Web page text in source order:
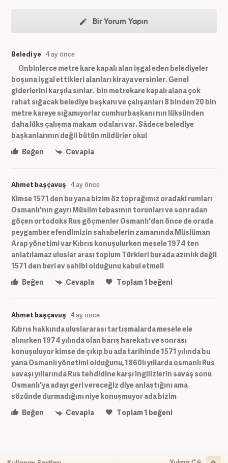
Bir Yorum Yapın
Beledi ye 4 ay önce
Onbinlerce metre kare kapalı alan işgal eden belediyeler
boşuna işgal ettikleri alanları kiraya versinler. Genel
giderlerini karşıla sınlar. bin metrekare kapalı alana çok
rahat sığacak belediye başkanı ve çalışanları 8 binden 20 bin
metre kareye sığamıyorlar cumhurbaşkanı nın lüksünden
daha lüks çalışma makam odaları var. Sâdece belediye
başkanlarının değil bütün müdürler okul
Beğen
Cevapla
Ahmet başçavuş 4 ay önce
Kimse 1571 den bu yana bizim öz toprağımız oradaki rumları
Osmanlı'nın gayrı Müslim tebasının torunları ve sonradan
göçen ortodoks Rus göçmenler Osmanlı'dan önce de orada
peygamber efendimizin sahabelerin zamanında Müslüman
Arap yönetimi var Kıbrıs konuşulurken mesele 1974 ten
anlatılamaz uluslar arası toplum Türkleri burada azınlık değil
1571 den beri ev sahibi olduğunu kabul etmeli
Beğen
Cevapla Toplam1 beğeni
Ahmet başçavuş 4 ay önce
Kıbrıs hakkında uluslararası tartışmalarda mesele ele
alınırken 1974 yılında olan barış harekatı ve sonrası
konuşuluyor kimse de çıkıp bu ada tarihinde 1571 yılında bu
yana Osmanlı yönetimi olduğunu, 1860lı yıllarda osmanlı Rus
savaşı yıllarında Rus tehdidine karşı ingilizlerin savaş sonu
Osmanlı'ya adayı geri vereceğiz diye anlaştığını ama
sözünde durmadığını niye konuşmuyor ada bizim
Beğen
Cevapla Toplam1 beğeni